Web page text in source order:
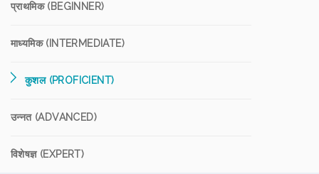
प्राथमिक (BEGINNER)
माध्यमिक (INTERMEDIATE)
कुशल (PROFICIENT)
उन्नत (ADVANCED)
विशेषज्ञ (EXPERT)